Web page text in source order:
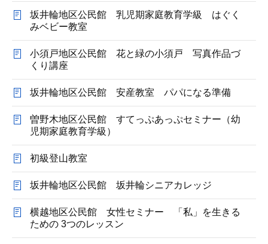
坂井輪地区公民館 乳児期家庭教育学級 はぐく
みベビー教室
小須戸地区公民館 花と緑の小須戸 写真作品づ
くり講座
坂井輪地区公民館 安産教室 パパになる準備
曽野木地区公民館 すてっぷあっぷセミナー（幼
児期家庭教育学級）
初級登山教室
坂井輪地区公民館 坂井輪シニアカレッジ
横越地区公民館 女性セミナー 「私」を生きる
ための 3つのレッスン